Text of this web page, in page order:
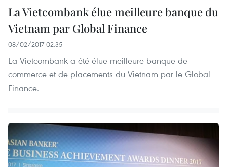
La Vietcombank élue meilleure banque du
Vietnam par Global Finance
08/02/2017 02:35
La Vietcombank a été élue meilleure banque de
commerce et de placements du Vietnam par le Global
Finance.